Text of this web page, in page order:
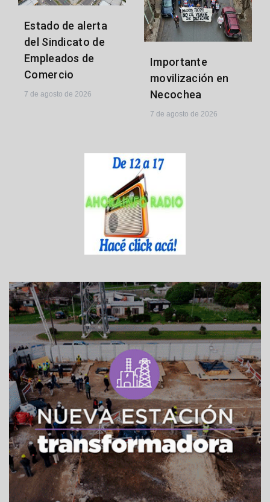
Estado de alerta
del Sindicato de
Empleados de
Comercio
7 de agosto de 2026
Importante
movilización en
Necochea
7 de agosto de 2026